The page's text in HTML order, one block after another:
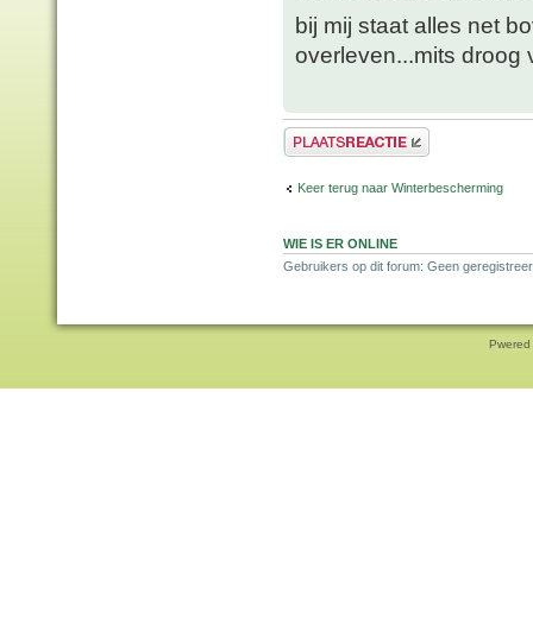
bij mij staat alles net
overleven...mits droog
Plaats een reactie
Keer terug naar Winterbescherming
WIE IS ER ONLINE
Gebruikers op dit forum: Geen